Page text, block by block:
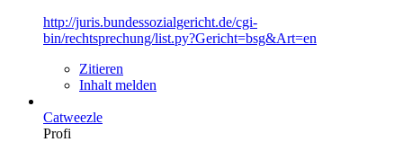
http://juris.bundessozialgericht.de/cgi-
bin/rechtsprechung/list.py?Gericht=bsg&Art=en
Zitieren
Inhalt melden
Catweezle
Profi